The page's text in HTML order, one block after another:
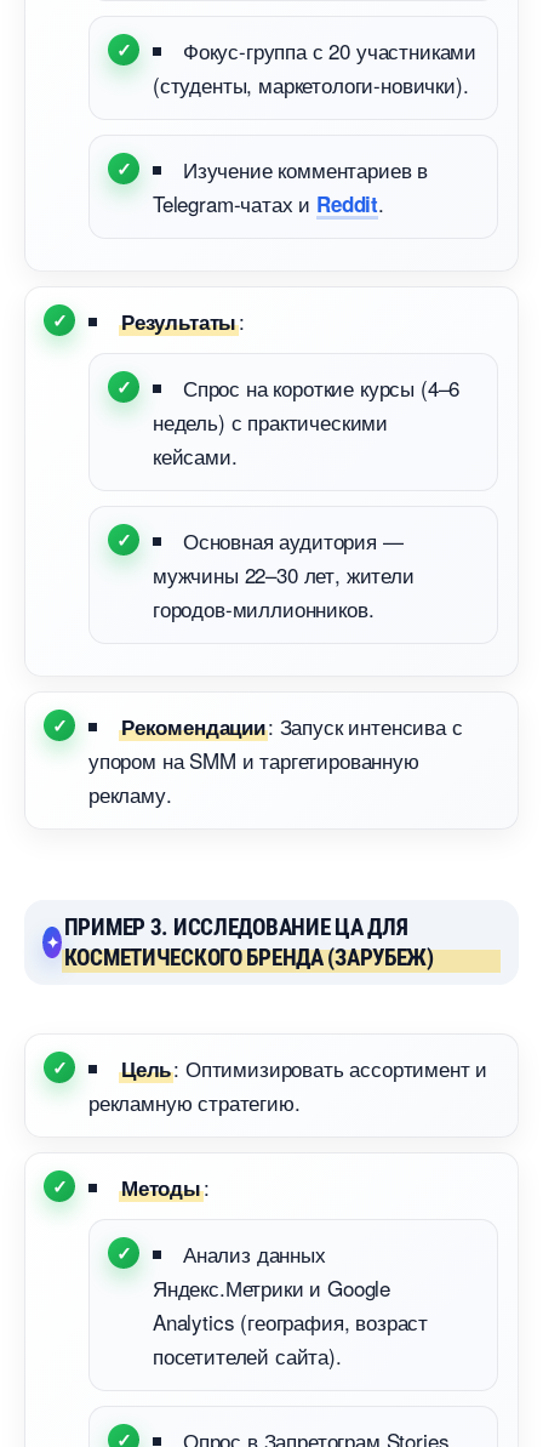
Фокус-группа с 20 участниками
(студенты, маркетологи-новички).
Изучение комментарие
Telegram-чатах и Reddit.
Результаты:
Спрос на короткие курсы (4–6
недель) с практическими
кейсами.
Основная аудитория —
мужчины 22–30 лет, жители
ородов-миллионников.
Рекомендации: Запуск интенсива с
упором на SMM и таргетированную
рекламу.
ПРИМЕР 3. ИССЛЕДОВАНИЕ ЦА ДЛЯ
КОСМЕТИЧЕСКОГО БРЕНДА (ЗАРУБЕЖ)
Цель: Оптимизировать ассортимент и
рекламную стратегию.
Методы:
Анализ данных
Яндекс.Метрики и Google
Analytics (география, возраст
посетителей сайта).
Опрос в Запретограм Stories